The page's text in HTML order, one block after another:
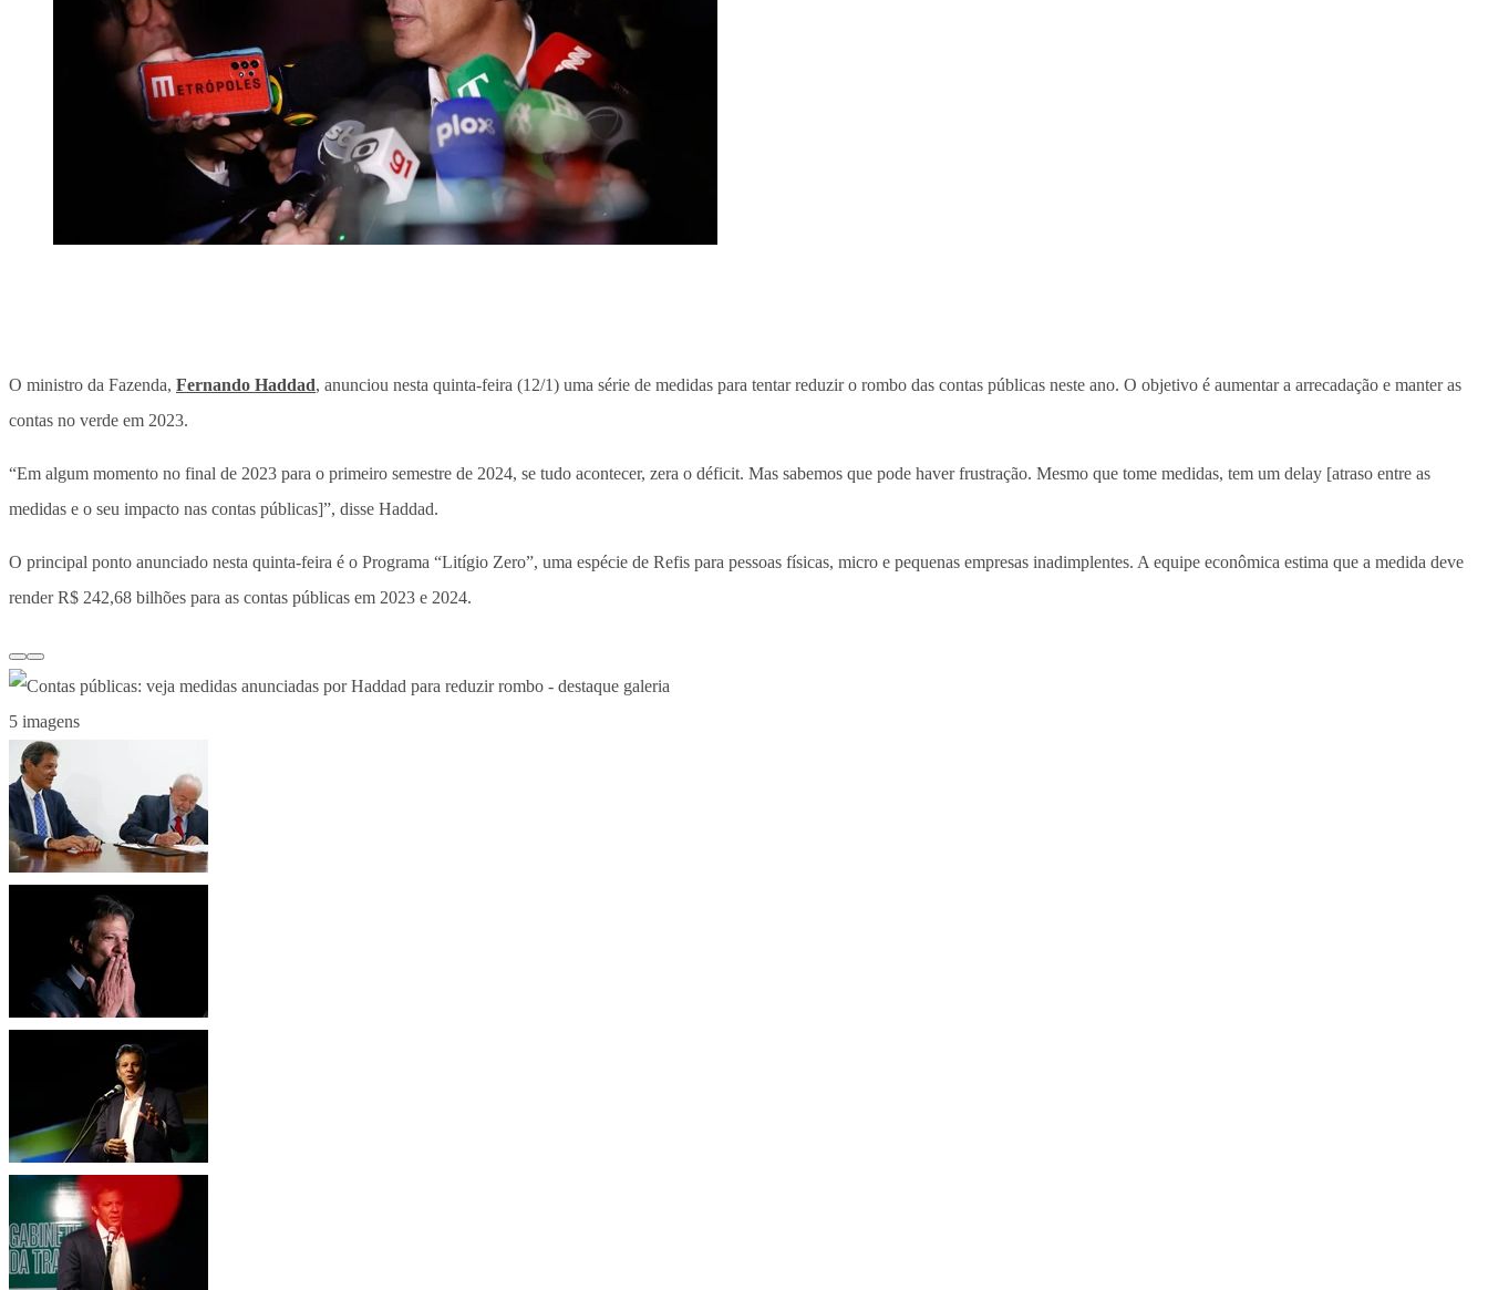
O ministro da Fazenda, Fernando Haddad, anunciou nesta quinta-feira (12/1) uma série de medidas para tentar reduzir o rombo das contas públicas neste ano. O objetivo é aumentar a arrecadação e manter as
contas no verde em 2023.
“Em algum momento no final de 2023 para o primeiro semestre de 2024, se tudo acontecer, zera o déficit. Mas sabemos que pode haver frustração. Mesmo que tome medidas, tem um delay [atraso entre as
medidas e o seu impacto nas contas públicas]”, disse Haddad.
O principal ponto anunciado nesta quinta-feira é o Programa “Litígio Zero”, uma espécie de Refis para pessoas físicas, micro e pequenas empresas inadimplentes. A equipe econômica estima que a medida deve
render R$ 242,68 bilhões para as contas públicas em 2023 e 2024.
5 imagens